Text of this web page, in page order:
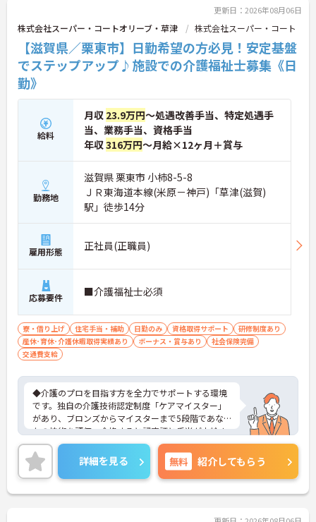
・育休取得率100%・育休後就業復帰率100%と、育
児と仕事を両立できる体制が整っています
・育児短時間勤務が小学4年生まで利用でき、法令よ
り長い期間サポートを受けることができます
・「くるみん」「えるぼし」「トモニン」の3つの
厚生労働省認定を取得しており、ライフステージに
合わせた長期就業が実現できる職場です
更新日：2026年08月06日
株式会社スーパー・コートオリーブ・草津 株式会社スーパー・コート
【滋賀県／栗東市】日勤希望の方必見！安定基盤
でステップアップ♪施設での介護福祉士募集《日
勤》
給料
月収 23.9万円～処遇改善手当、特定処遇手
当、業務手当、資格手当
年収316万円～月給×12ヶ月＋賞与
勤務地
滋賀県 栗東市 小柿8-5-8
ＪＲ東海道本線(米原－神戸)「草津(滋賀)
駅」徒歩14分
雇用形態 正社員(正職員)
応募要件 ■介護福祉士必須
寮・借り上げ 住宅手当・補助 日勤のみ 資格取得サポート
研修制度あり
産休･育休･介護休暇取得実績あり
ボーナス・賞与あり
社会保険完備
交通費支給
◆介護のプロを目指す方を全力でサポートする環境
です。独自の介護技術認定制度「ケアマイスター」
があり、ブロンズからマイスターまで5段階であな
たの技術を評価。合格すると認定証と手当が支給さ
れます。
◆スタッフ同士の繋がりを大切にするため「サンク
スバッジ」という素敵な制度を導入しています。ス
マホやパソコンから、部署や施設を超えた仲間に
「ありがとう」のバッジを送り合う仕組みで、毎月
詳細を見る 無料 紹介してもらう